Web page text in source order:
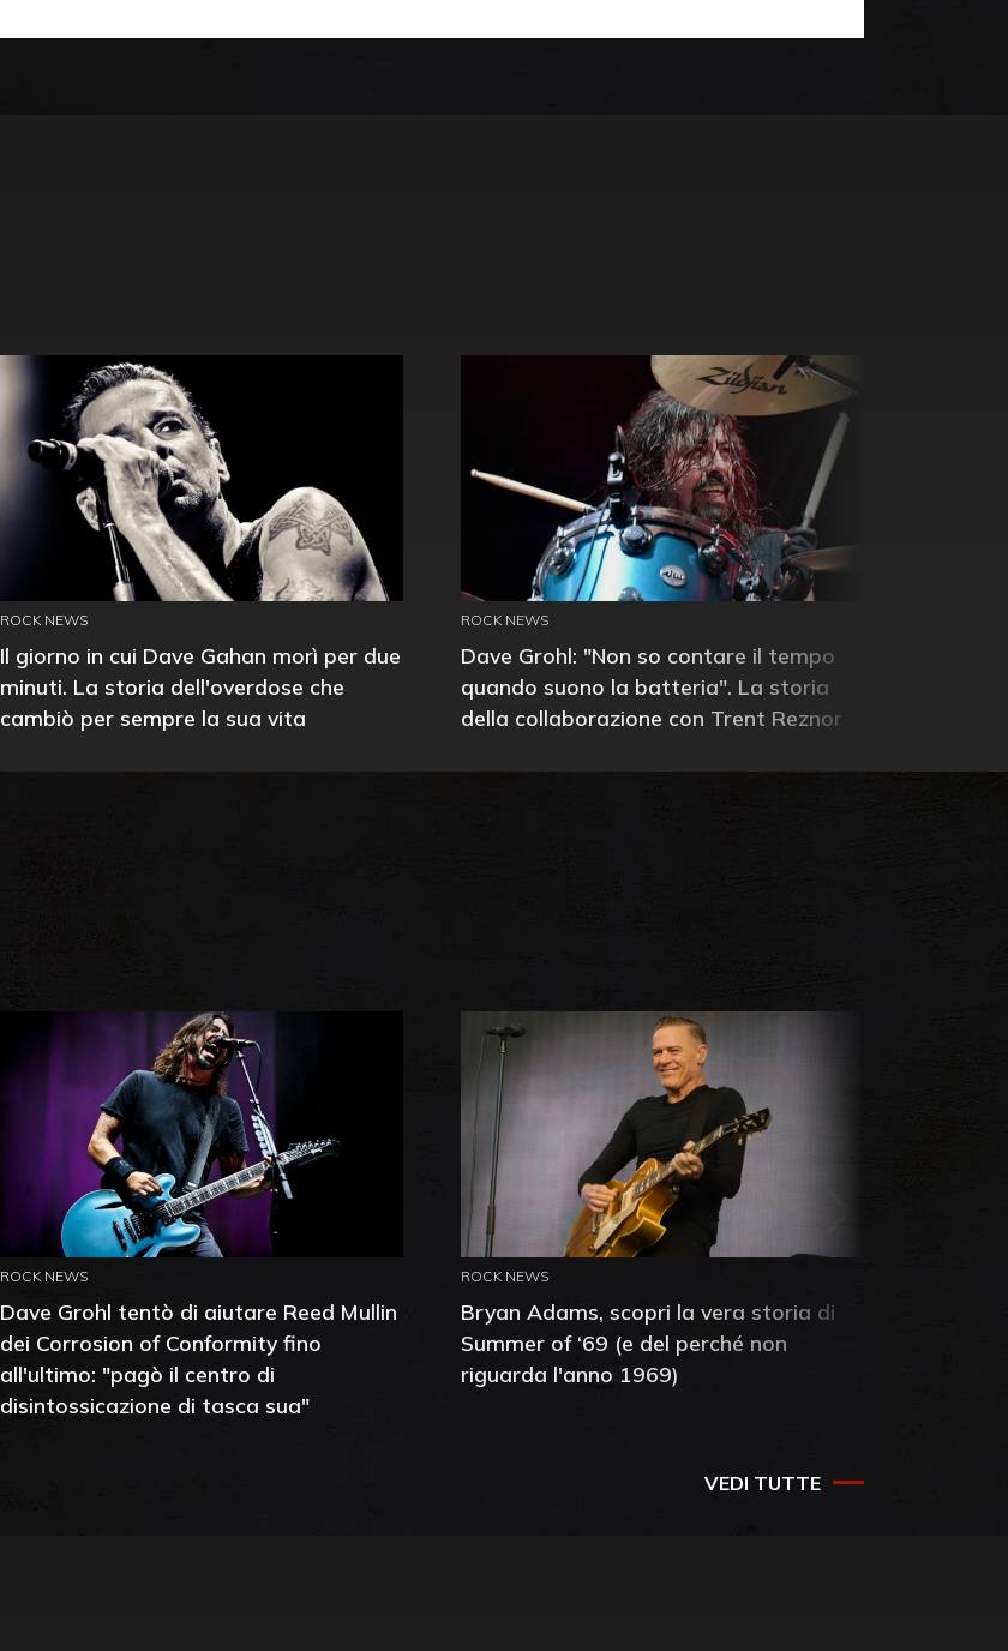
ROCK NEWS
Il giorno in cui Dave Gahan morì per due
minuti. La storia dell'overdose che
cambiò per sempre la sua vita
ROCK NEWS
Dave Grohl: "Non so contare il tempo
quando suono la batteria". La storia
della collaborazione con Trent Reznor
ROCK NEWS
Dave Grohl tentò di aiutare Reed Mullin
dei Corrosion of Conformity fino
all'ultimo: "pagò il centro di
disintossicazione di tasca sua"
ROCK NEWS
Bryan Adams, scopri la vera storia di
Summer of ‘69 (e del perché non
riguarda l'anno 1969)
VEDI TUTTE